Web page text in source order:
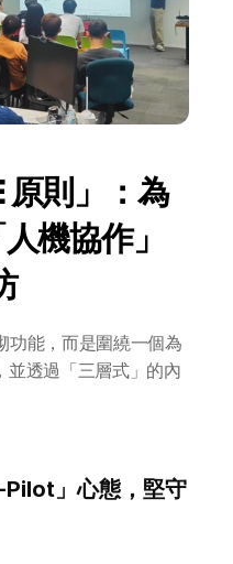
則」：為
機協作」
功能，而是圍繞一個為
並透過「三層式」的內
」心態，堅守